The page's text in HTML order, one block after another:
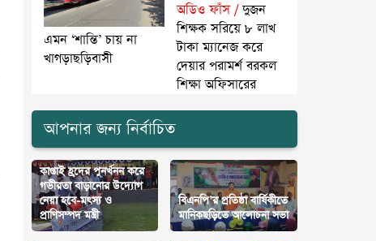
এমন ‘শান্তি’ চায় না
খাগড়াছড়িবাসী
অডিও ফাঁস /দুজন
শিক্ষক সরিয়ে ৮ লাখ
টাকা ম্যানেজ করে
দেয়ার পরামর্শ বরকল
শিক্ষা অফিসারের
আপনার জন্য নির্বাচিত
কাপ্তাই হ্রদের পুনর্খনন করে
গভীরতা বাড়ানোর উদ্যোগ
নেয়া হবে-মৎস্য ও
প্রাণিসম্পদ মন্ত্রী
বিএনপি’র প্রতিষ্ঠা বার্ষিকীতে
মানিকছড়িতে আলোচনা সভা